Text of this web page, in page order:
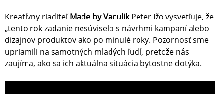
Kreatívny riaditeľMade by VaculikPeter Ižo vysvetľuje, že
„tento rok zadanie nesúviselo s návrhmi kampaní alebo
dizajnov produktov ako po minulé roky. Pozornosť sme
upriamili na samotných mladých ľudí, pretože nás
zaujíma, ako sa ich aktuálna situácia bytostne dotýka.